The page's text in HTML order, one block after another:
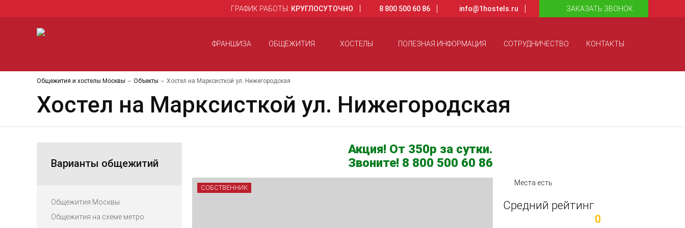
ГРАФИК РАБОТЫ: КРУГЛОСУТОЧНО 8 800 500 60 86 info@1hostels.ru ЗАКАЗАТЬ ЗВОНОК
ФРАНШИЗА ОБЩЕЖИТИЯ ХОСТЕЛЫ ПОЛЕЗНАЯ ИНФОРМАЦИЯ СОТРУДНИЧЕСТВО КОНТАКТЫ
Общежития и хостелы Москвы Объекты Хостел на Марксисткой ул. Нижегородская
Хостел на Марксисткой ул. Нижегородская
Варианты общежитий
Общежития Москвы
Общежития на схеме метро
Акция! От 350р за сутки.
Звоните! 8 800 500 60 86
СОБСТВЕННИК
Места есть
Средний рейтинг
0